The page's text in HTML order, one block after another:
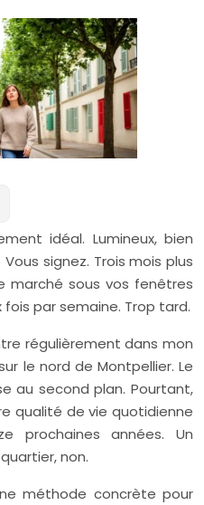
idéal. Lumineux, bien
signez. Trois mois plus
marché sous vos fenêtres
par semaine. Trop tard.
régulièrement dans mon
le nord de Montpellier. Le
au second plan. Pourtant,
qualité de vie quotidienne
prochaines années. Un
non.
méthode concrète pour